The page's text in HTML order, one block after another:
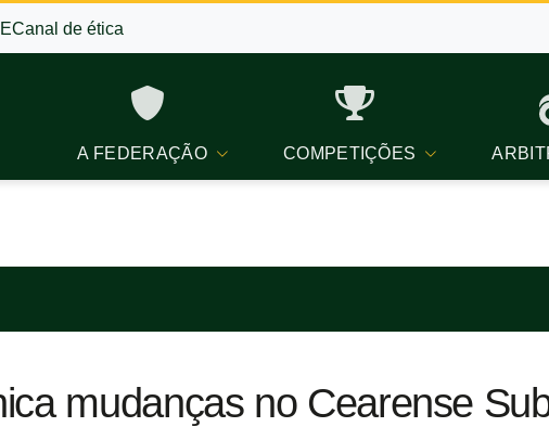
Canal de ética
A FEDERAÇÃO COMPETIÇÕES
mudanças no Cearense